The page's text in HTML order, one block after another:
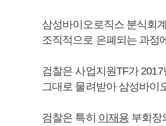
삼성바이오로직스 분식회
조직적으로 은폐되는 과정
검찰은 사업지원TF가
그대로 물려받아 삼성바이
검찰은 특히 이재용 부회장